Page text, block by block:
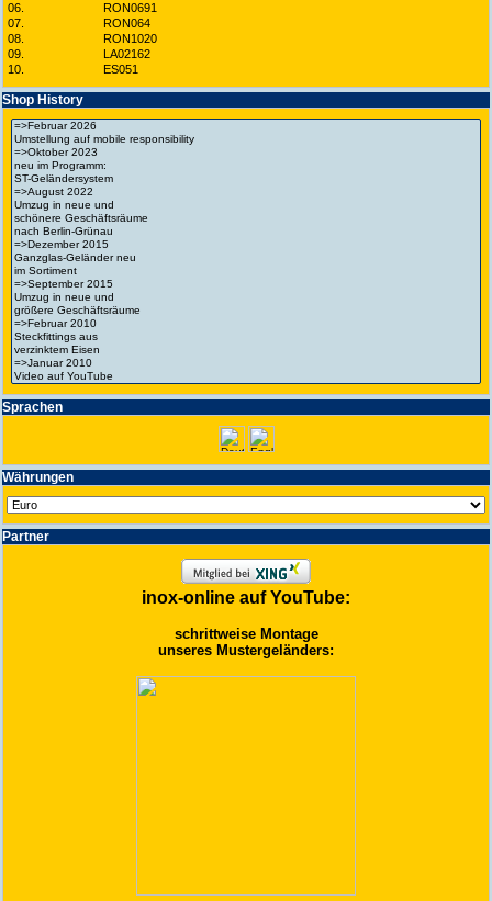
06.
RON0691
07.
RON064
08.
RON1020
09.
LA02162
10.
ES051
Shop History
Spra­chen
Wäh­run­gen
Partner
inox-online auf YouTube:
schrittweise Montage
unseres Mustergeländers: